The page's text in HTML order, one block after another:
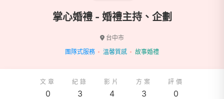
掌心婚禮 - 婚禮主持、企劃
台中市
團隊式服務
溫馨質感 故事婚禮
文章
0
紀錄
3
影片
4
方案
3
評價
0